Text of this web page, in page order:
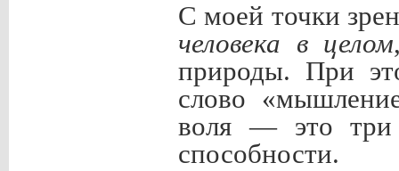
С моей точки
человека в целом
природы. При
слово
воля — это три
способности.